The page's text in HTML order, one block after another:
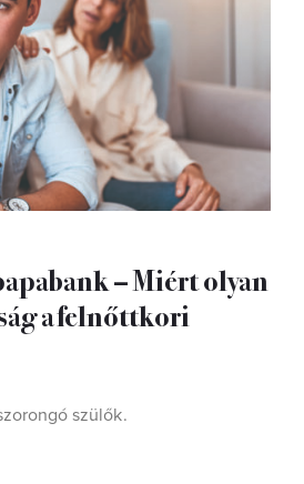
– Miért olyan
a felnőttkori
szülők .